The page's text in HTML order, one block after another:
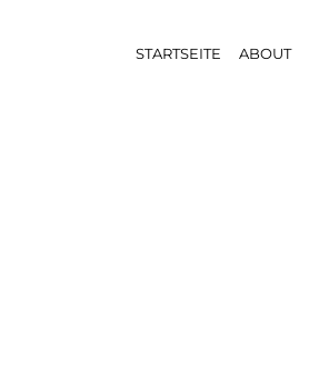
STARTSEITE ABOUT